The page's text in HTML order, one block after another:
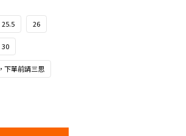
25.5 26
30
下單前請三思